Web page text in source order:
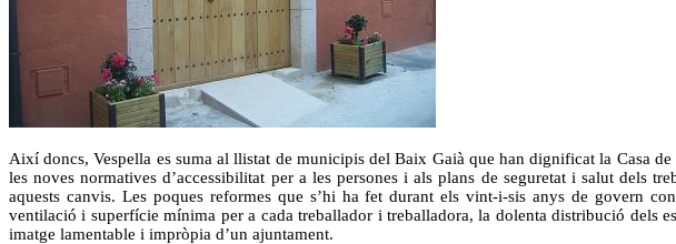
Així doncs, Vespella es suma al llistat de municipis del Baix Gaià que han dignificat la Casa
les noves normatives d’accessibilitat per a les persones i als plans de seguretat i salut dels
aquests canvis. Les poques reformes que s’hi ha fet durant els vint-i-sis anys de govern
ventilació i superfície mínima per a cada treballador i treballadora, la dolenta distribució dels
imatge lamentable i impròpia d’un ajuntament.